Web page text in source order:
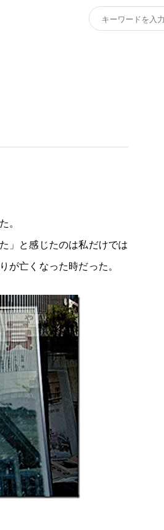
。
」と感じたのは私だけでは
亡くなった時だった。